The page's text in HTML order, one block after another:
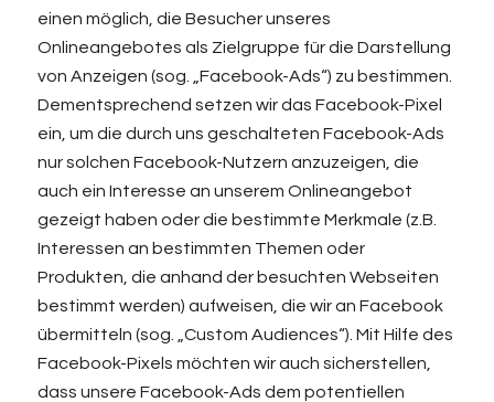
einen möglich, die Besucher unseres
Onlineangebotes als Zielgruppe für die Darstellung
von Anzeigen (sog. „Facebook-Ads“) zu bestimmen.
Dementsprechend setzen wir das Facebook-Pixel
ein, um die durch uns geschalteten Facebook-Ads
nur solchen Facebook-Nutzern anzuzeigen, die
auch ein Interesse an unserem Onlineangebot
gezeigt haben oder die bestimmte Merkmale (z.B.
Interessen an bestimmten Themen oder
Produkten, die anhand der besuchten Webseiten
bestimmt werden) aufweisen, die wir an Facebook
übermitteln (sog. „Custom Audiences“). Mit Hilfe des
Facebook-Pixels möchten wir auch sicherstellen,
dass unsere Facebook-Ads dem potentiellen